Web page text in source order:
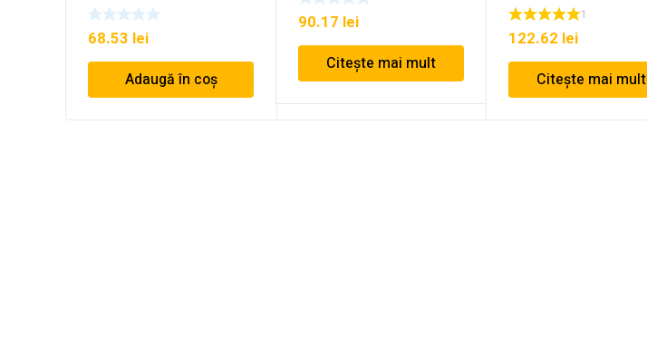
68.53 lei
Adaugă în coș
90.17 lei
Citește mai mult
1
122.62 lei
Citește mai mult